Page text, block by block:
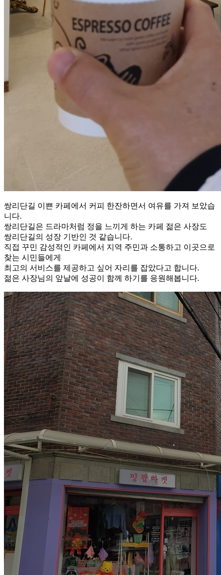
쌍리단길 이쁜 카페에서 커피 한잔하면서 여유를 가져 보았습
니다.
쌍리단길은 드라마처럼 정을 느끼게 하는 카페 젊은 사장도
쌍리단길의 성장 기반인 것 같습니다.
직접 꾸민 감성적인 카페에서 지역 주민과 소통하고 이곳으로
찾는 시민들에게
최고의 서비스를 제공하고 싶어 자리를 잡았다고 합니다.
젊은 사장님의 앞날에 성공이 함께 하기를 응원해봅니다.